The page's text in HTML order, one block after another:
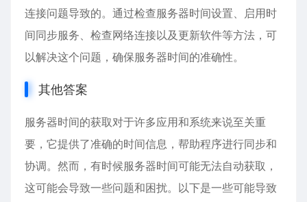
连接问题导致的。通过检查服务器时间设置、启用时
间同步服务、检查网络连接以及更新软件等方法，可
以解决这个问题，确保服务器时间的准确性。
其他答案
服务器时间的获取对于许多应用和系统来说至关重
要，它提供了准确的时间信息，帮助程序进行同步和
协调。然而，有时候服务器时间可能无法自动获取，
这可能会导致一些问题和困扰。以下是一些可能导致